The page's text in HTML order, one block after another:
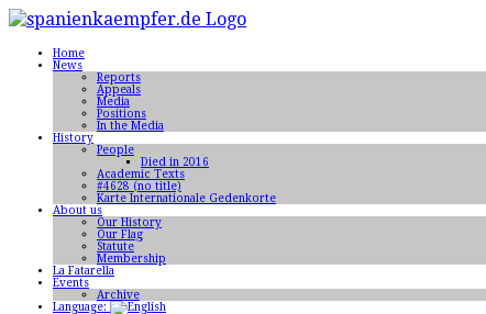
Home
News
Reports
Appeals
Media
Positions
In the Media
History
People
Died in 2016
Academic Texts
#4628 (no title)
Karte Internationale Gedenkorte
About us
Our History
Our Flag
Statute
Membership
La Fatarella
Events
Archive
Language: